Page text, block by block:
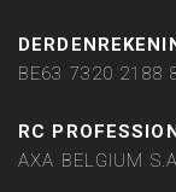
BE63 7320 2188
RC
AXA BELGIUM